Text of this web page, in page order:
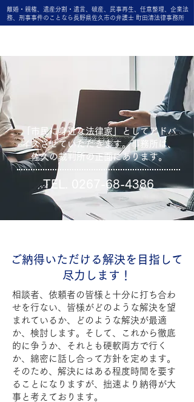
離婚・親権、遺産分割・遺言、破産、民事再生、任意整理、企業法
務、刑事事件のことなら長野県佐久市の弁護士 町田清法律事務所
「市民に身近な法律家」としてアドバ
イスさせていただきます。事務所は、
佐久の裁判所の正面にあります。
TEL. 0267-68-4386
ご納得いただける解決を目指して
尽力します！
相談者、依頼者の皆様と十分に打ち合わ
せを行ない、皆様がどのような解決を望
まれているか、どのような解決が最適
か、検討します。そして、これから徹底
的に争うか、それとも硬軟両方で行く
か、綿密に話し合って方針を定めます。
そのため、解決にはある程度時間を要す
ることになりますが、拙速より納得が大
事と考えております。